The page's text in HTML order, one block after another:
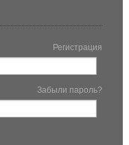
Регистрация
Забыли пароль?